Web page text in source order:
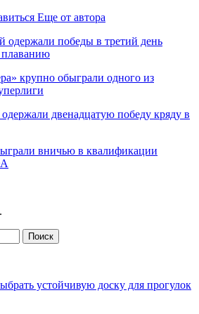
Еще от автора
победы в третий день
плаванию
крупно обыграли одного из
двенадцатую победу кряду в
вничью в квалификации
устойчивую доску для прогулок